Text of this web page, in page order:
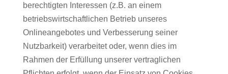
berechtigten Interessen (z.B. an einem
betriebswirtschaftlichen Betrieb unseres
Onlineangebotes und Verbesserung seiner
Nutzbarkeit) verarbeitet oder, wenn dies im
Rahmen der Erfüllung unserer vertraglichen